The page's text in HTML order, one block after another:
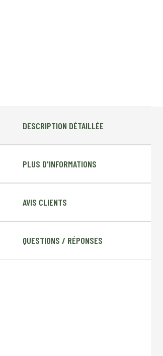
DESCRIPTION DÉTAILLÉE
PLUS D'INFORMATIONS
AVIS CLIENTS
QUESTIONS / RÉPONSES